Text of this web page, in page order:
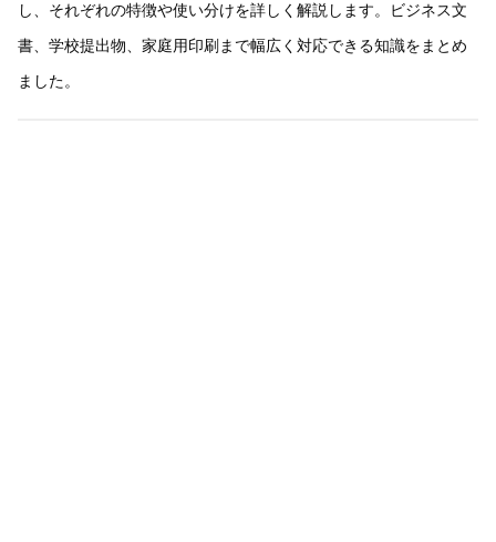
し、それぞれの特徴や使い分けを詳しく解説します。ビジネス文
書、学校提出物、家庭用印刷まで幅広く対応できる知識をまとめ
ました。